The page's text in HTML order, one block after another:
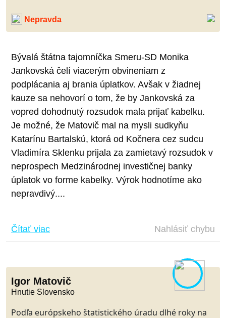
Nepravda
Bývalá štátna tajomníčka Smeru-SD Monika
Jankovská čelí viacerým obvineniam z
podplácania aj brania úplatkov. Avšak v žiadnej
kauze sa nehovorí o tom, že by Jankovská za
vopred dohodnutý rozsudok mala prijať kabelku.
Je možné, že Matovič mal na mysli sudkyňu
Katarínu Bartalskú, ktorá od Kočnera cez sudcu
Vladimíra Sklenku prijala za zamietavý rozsudok v
neprospech Medzinárodnej investičnej banky
úplatok vo forme kabelky. Výrok hodnotíme ako
nepravdivý....
Čítať viac Nahlásiť chybu
Igor Matovič
Hnutie Slovensko
Podľa európskeho štatistického úradu dlhé roky na